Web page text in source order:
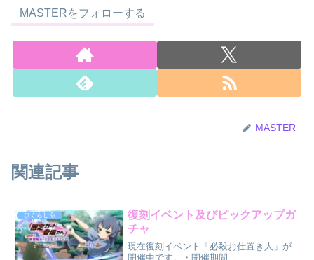
MASTERをフォローする
MASTER
関連記事
ひぐらし命
復刻イベント及びピックアップガ
チャ
現在復刻イベント「必殺お仕置き人」が
開催中です。・開催期間